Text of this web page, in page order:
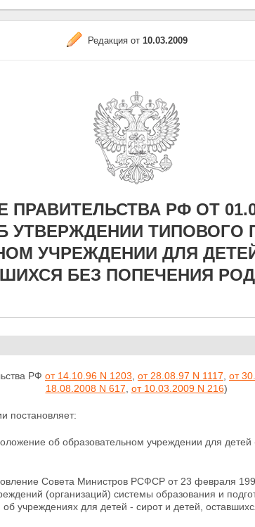
Редакция от 10.03.2009
РФ ОТ
УТВЕРЖДЕНИИ
УЧРЕЖДЕНИИ ДЛЯ
БЕЗ ПОПЕЧЕНИЯ
РФ от 14.10.96 N 1203 от 28.08.97 N 1117 от
18.08.2008 N 617 от 10.03.2009 N 216)
постановляет:
об образовательном учреждении для детей
Совета Министров РСФСР от 23 февраля
(организаций) системы образования и
учреждениях для детей - сирот и детей,